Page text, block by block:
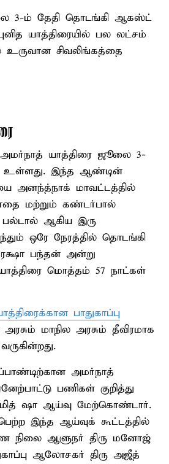
3-ம் தேதி தொடங்கி ஆகஸ்ட்
யாத்திரையில் பல லட்சம்
உருவான சிவலிங்கத்தை
யாத்திரை ஜூலை 3-
இந்த ஆண்டின்
அனந்த்நாக் மாவட்டத்தில்
மற்றும் கண்டர்பால்
ஆகிய இரு
ஒரே நேரத்தில் தொடங்கி
பந்தன் அன்று
மொத்தம் 57 நாட்கள்
பாதுகாப்பு
மாநில அரசும் தீவிரமாக
அமர்நாத்
பணிகள் குறித்து
ஷா ஆய்வு மேற்கொண்டார்.
இந்த ஆய்வுக் கூட்டத்தில்
நிலை ஆளுநர் திரு மனோஜ்
ஆலோசகர் திரு அஜீத்